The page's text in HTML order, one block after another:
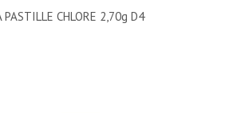
PASTILLE CHLORE 2,70g D4